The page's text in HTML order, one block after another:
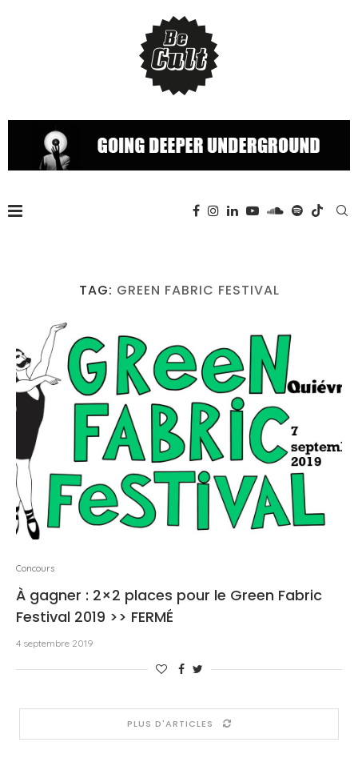
TAG: GREEN FABRIC FESTIVAL
Concours
À gagner : 2×2 places pour le Green Fabric
Festival 2019 >> FERMÉ
4 septembre 2019
PLUS D'ARTICLES